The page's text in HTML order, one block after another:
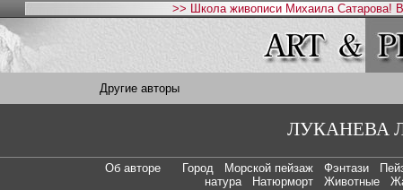
>> Школа живописи Михаила Сатарова!
Другие авторы
ЛУКАНЕВА
Об авторе Город Морской пейзаж Фэнтази
натура
Натюрморт Животные